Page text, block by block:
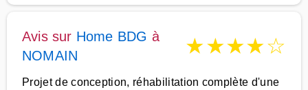
Avis sur Home BDG à
NOMAIN
★★★★☆
Projet de conception, réhabilitation complète d'une